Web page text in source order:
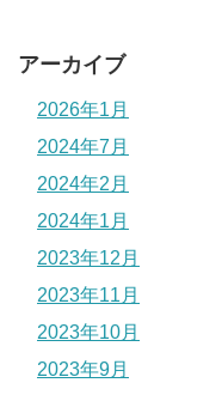
アーカイブ
2026年1月
2024年7月
2024年2月
2024年1月
2023年12月
2023年11月
2023年10月
2023年9月